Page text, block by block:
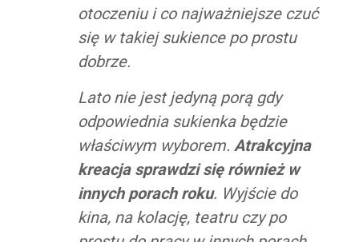
otoczeniu i co najważniejsze czuć
się w takiej sukience po prostu
dobrze.
Lato nie jest jedyną porą gdy
odpowiednia sukienka będzie
właściwym wyborem. Atrakcyjna
kreacja sprawdzi się również w
innych porach roku. Wyjście do
kina, na kolację, teatru czy po